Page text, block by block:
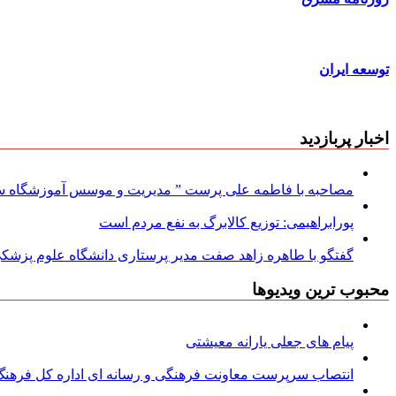
توسعه ایران
اخبار پربازدید
مصاحبه با فاطمه علی پرست ” مدیریت و موسس آموزشگاه
پورابراهیمی: توزیع کالابرگ به نفع مردم است
گفتگو با طاهره زاهد صفت مدیر پرستاری دانشگاه علوم
محبوب ترین ویدیوها
پیام های جعلی یارانه معیشتی
انتصاب سرپرست معاونت فرهنگی و رسانه ای اداره کل